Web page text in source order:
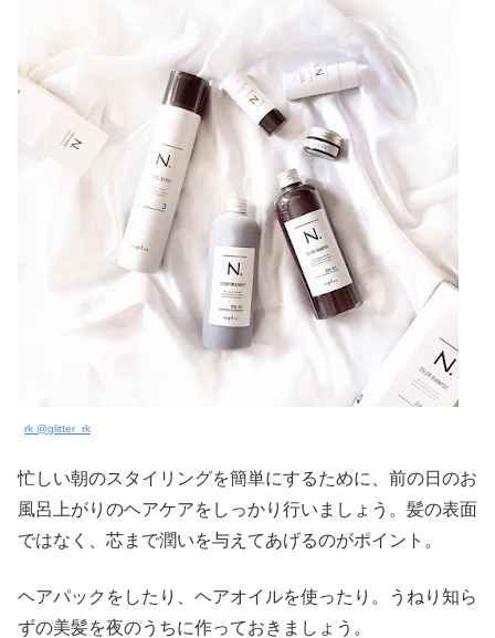
rk @glitter_rk
忙しい朝のスタイリングを簡単にするために、前の日のお
風呂上がりのヘアケアをしっかり行いましょう。髪の表面
ではなく、芯まで潤いを与えてあげるのがポイント。
ヘアパックをしたり、ヘアオイルを使ったり。うねり知ら
ずの美髪を夜のうちに作っておきましょう。